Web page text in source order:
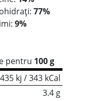
77%
9%
pentru 100 g
kj / 343 kCal
3.4 g